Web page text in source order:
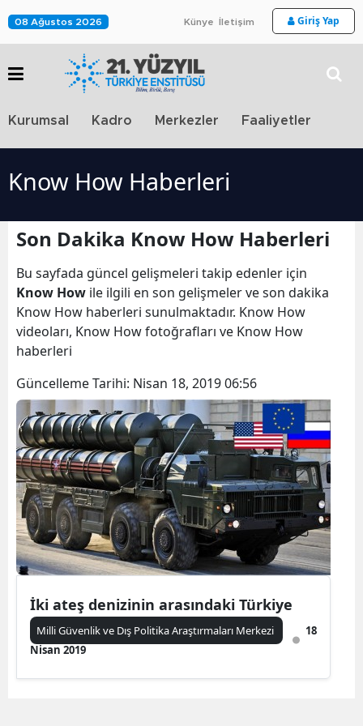
08 Ağustos 2026 Künye İletişim Giriş Yap
Kurumsal Kadro Merkezler Faaliyetler
Know How Haberleri
Son Dakika Know How Haberleri
Bu sayfada güncel gelişmeleri takip edenler için
Know How ile ilgili en son gelişmeler ve son dakika
Know How haberleri sunulmaktadır. Know How
videoları, Know How fotoğrafları ve Know How
haberleri
Güncelleme Tarihi: Nisan 18, 2019 06:56
İki ateş denizinin arasındaki Türkiye
Milli Güvenlik ve Dış Politika Araştırmaları Merkezi
18
Nisan 2019